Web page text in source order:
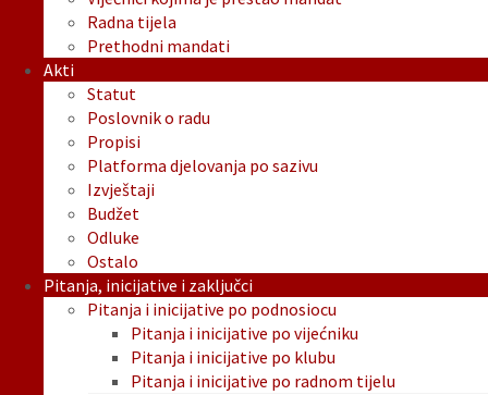
Radna tijela
Prethodni mandati
Akti
Statut
Poslovnik o radu
Propisi
Platforma djelovanja po sazivu
Izvještaji
Budžet
Odluke
Ostalo
Pitanja, inicijative i zaključci
Pitanja i inicijative po podnosiocu
Pitanja i inicijative po vijećniku
Pitanja i inicijative po klubu
Pitanja i inicijative po radnom tijelu